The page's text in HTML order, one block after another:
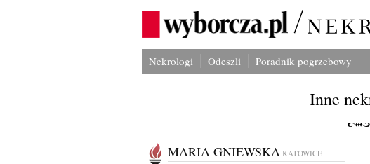
Nekrologi Odeszli Poradnik pogrzebowy
Inne
MARIA GNIEWSKA KATOWICE